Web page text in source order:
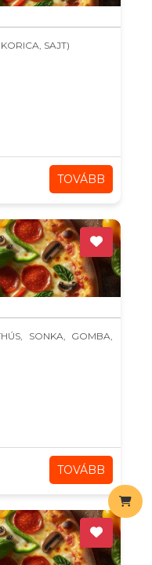
SAJT)
TOVÁBB
SONKA, GOMBA,
TOVÁBB